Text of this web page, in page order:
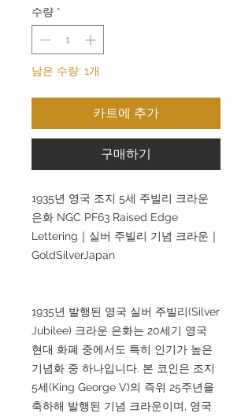
수량 *
남은 수량: 1개
카트에 추가
구매하기
1935년 영국 조지 5세 주빌리 크라운
은화 NGC PF63 Raised Edge
Lettering｜실버 주빌리 기념 크라운｜
GoldSilverJapan
1935년 발행된 영국 실버 주빌리(Silver
Jubilee) 크라운 은화는 20세기 영국
현대 화폐 중에서도 특히 인기가 높은
기념화 중 하나입니다. 본 코인은 조지
5세(King George V)의 즉위 25주년을
축하해 발행된 기념 크라운이며, 영국